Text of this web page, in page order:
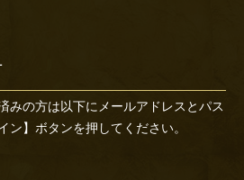
みの方は以下にメールアドレスとパス
ン】ボタンを押してください。